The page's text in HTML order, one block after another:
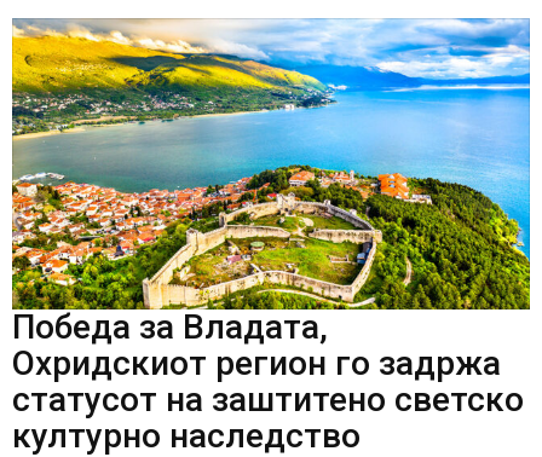
Победа за Владата,
Охридскиот регион го задржа
статусот на заштитено светско
културно наследство